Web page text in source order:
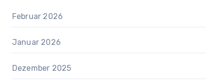
Februar 2026
Januar 2026
Dezember 2025